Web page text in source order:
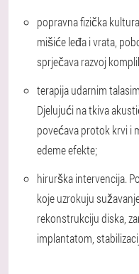
popravna fizička
mišiće leđa i vrata,
sprječava razvoj
terapija udarnim
Djelujući na tkiva
povećava protok krvi i
edeme efekte;
hirurška intervencija.
koje uzrokuju
rekonstrukciju diska,
implantatom,